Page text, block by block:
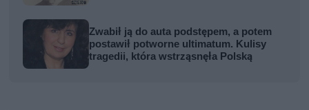
Zwabił ją do auta podstępem, a potem
postawił potworne ultimatum. Kulisy
tragedii, która wstrząsnęła Polską